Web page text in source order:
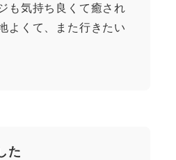
も気持ち良くて癒され
よくて、また行きたい
た